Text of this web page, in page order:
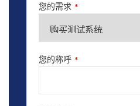
您的需求 *
您的称呼 *